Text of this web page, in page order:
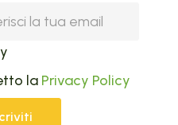
la Privacy Policy